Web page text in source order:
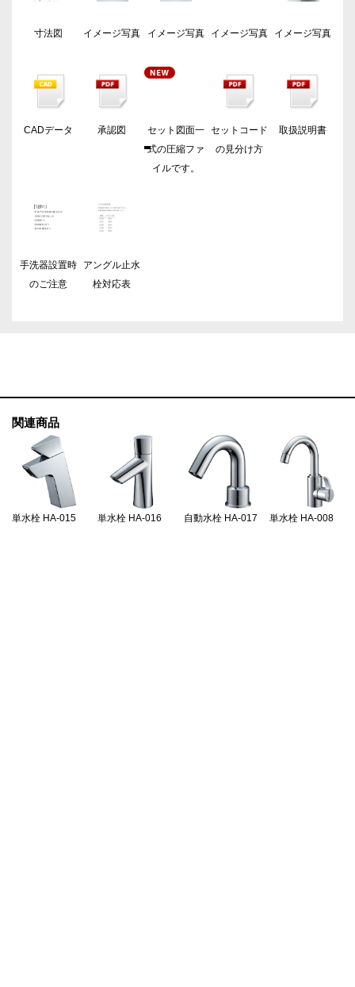
寸法図 イメージ写真 イメージ写真 イメージ写真 イメージ写真
CADデータ 承認図
セット図面一
式の圧縮ファ
イルです。
セットコード
の見分け方
取扱説明書
手洗器設置時
のご注意
アングル止水
栓対応表
関連商品
単水栓 HA-015 単水栓 HA-016 自動水栓 HA-017 単水栓 HA-008